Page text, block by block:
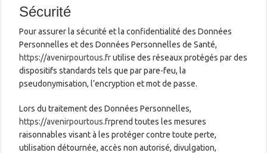
Sécurité
Pour assurer la sécurité et la confidentialité des Données
Personnelles et des Données Personnelles de Santé,
https://avenirpourtous.frutilise des réseaux protégés par des
dispositifs standards tels que par pare-feu, la
pseudonymisation, l’encryption et mot de passe.
Lors du traitement des Données Personnelles,
https://avenirpourtous.frprend toutes les mesures
raisonnables visant à les protéger contre toute perte,
utilisation détournée, accès non autorisé, divulgation,